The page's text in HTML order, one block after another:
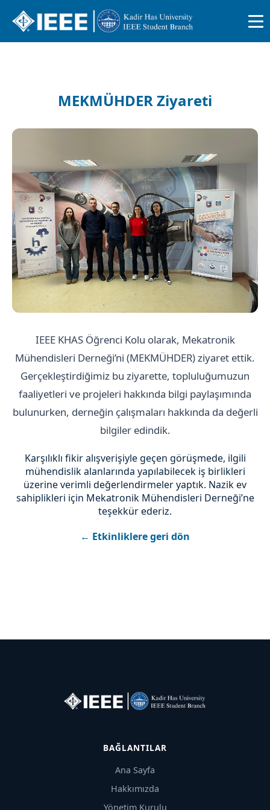
MEKMÜHDER Ziyareti
IEEE KHAS Öğrenci Kolu olarak, Mekatronik
Mühendisleri Derneği’ni (MEKMÜHDER) ziyaret ettik.
Gerçekleştirdiğimiz bu ziyarette, topluluğumuzun
faaliyetleri ve projeleri hakkında bilgi paylaşımında
bulunurken, derneğin çalışmaları hakkında da değerli
bilgiler edindik.
Karşılıklı fikir alışverişiyle geçen görüşmede, ilgili
mühendislik alanlarında yapılabilecek iş birlikleri
üzerine verimli değerlendirmeler yaptık. Nazik ev
sahiplikleri için Mekatronik Mühendisleri Derneği’ne
teşekkür ederiz.
← Etkinliklere geri dön
BAĞLANTILAR
Ana Sayfa
Hakkımızda
Yönetim Kurulu